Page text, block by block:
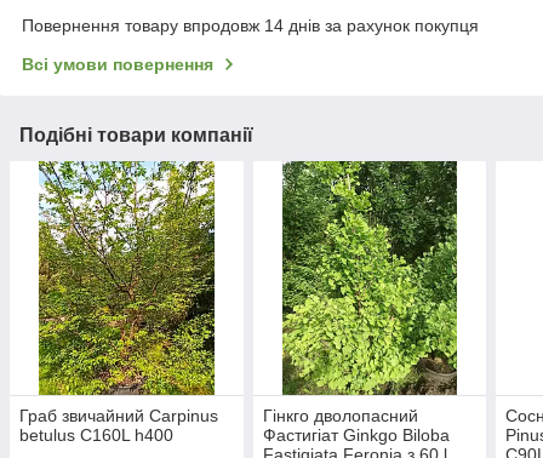
Повернення товару впродовж 14 днів за рахунок покупця
Всі умови повернення
Подібні товари компанії
Граб звичайний Carpinus
betulus C160L h400
Гінкго дволопасний
Фастигіат Ginkgo Biloba